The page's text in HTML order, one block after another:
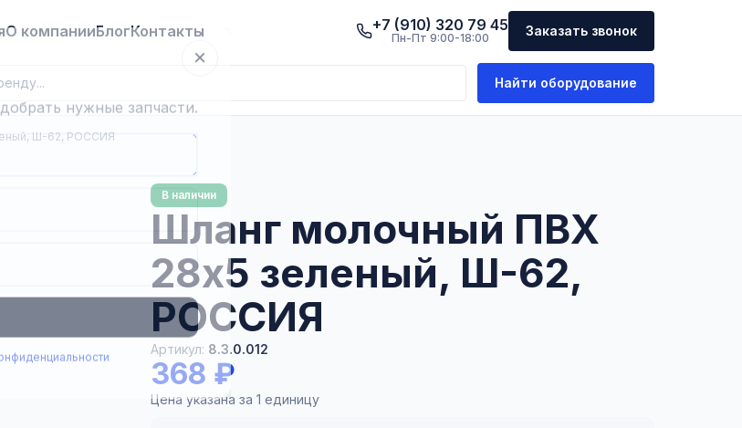
О компанииБлогКонтакты +7 (910) 320 79 45
Пн-Пт 9:00-18:00 Заказать звонок
Найти оборудование
Ш-62, РОССИЯ
В наличии
Шланг молочный ПВХ
28х5 зеленый, Ш-62,
РОССИЯ
Артикул: 8.3.0.012
368 ₽
Цена указана за 1 единицу
×
нужные запчасти.